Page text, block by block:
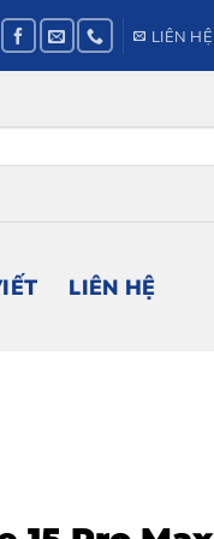
LIÊN HỆ
LIÊN HỆ